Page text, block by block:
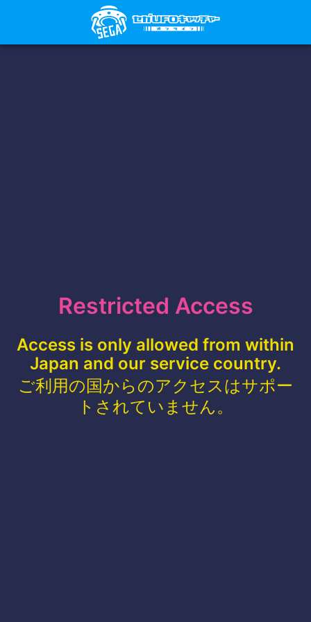
Restricted Access
Access is only allowed from within
Japan and our service country.
ご利用の国からのアクセスはサポー
トされていません。